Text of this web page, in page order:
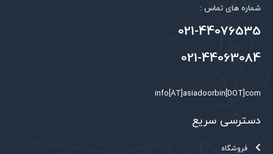
نام *
ایمیل*
شماره های تماس :
021-44076535
021-44063084
info[AT]asiadoorbin[DOT]com
دسترسی سریع
فروشگاه